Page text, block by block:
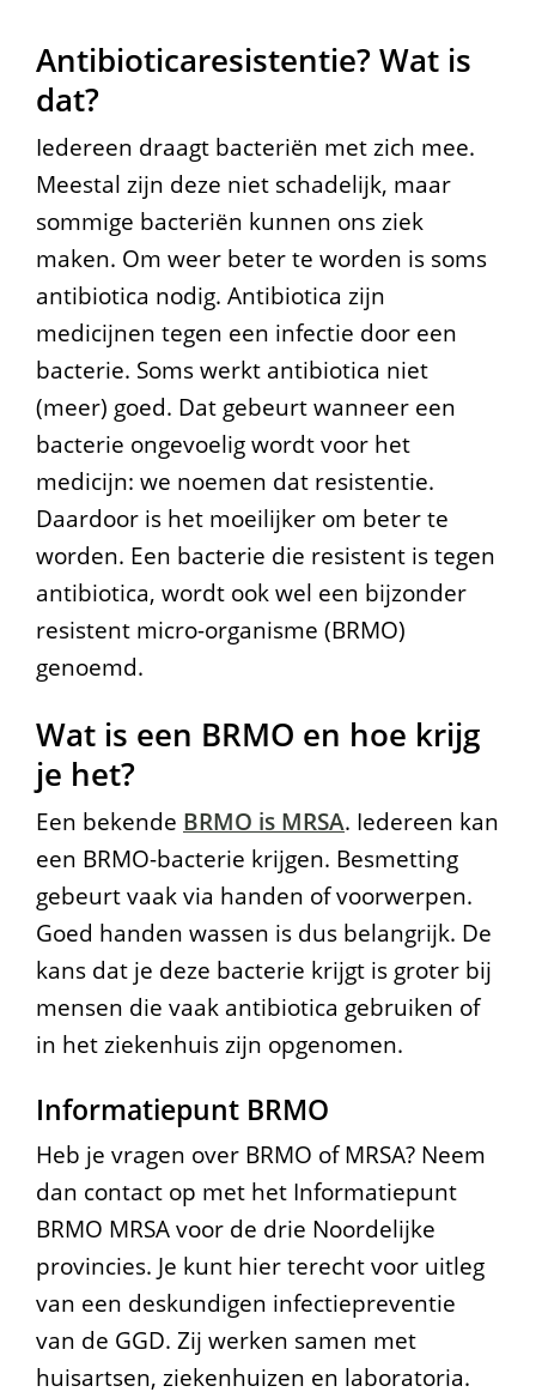
i
i
o
i
c
a
e
s
i
s
n
i
Antibioticaresistentie? Wat is
dat?
Iedereen draagt bacteriën met zich mee.
Meestal zijn deze niet schadelijk, maar
sommige bacteriën kunnen ons ziek
maken. Om weer beter te worden is soms
antibiotica nodig. Antibiotica zijn
medicijnen tegen een infectie door een
bacterie. Soms werkt antibiotica niet
(meer) goed. Dat gebeurt wanneer een
bacterie ongevoelig wordt voor het
medicijn: we noemen dat resistentie.
Daardoor is het moeilijker om beter te
worden. Een bacterie die resistent is tegen
antibiotica, wordt ook wel een bijzonder
resistent micro-organisme (BRMO)
genoemd.
Wat is een BRMO en hoe krijg
je het?
Een bekende BRMO is MRSA. Iedereen kan
een BRMO-bacterie krijgen. Besmetting
gebeurt vaak via handen of voorwerpen.
Goed handen wassen is dus belangrijk. De
kans dat je deze bacterie krijgt is groter bij
mensen die vaak antibiotica gebruiken of
in het ziekenhuis zijn opgenomen.
Informatiepunt BRMO
Heb je vragen over BRMO of MRSA? Neem
dan contact op met het Informatiepunt
BRMO MRSA voor de drie Noordelijke
provincies. Je kunt hier terecht voor uitleg
van een deskundigen infectiepreventie
van de GGD. Zij werken samen met
huisartsen, ziekenhuizen en laboratoria.